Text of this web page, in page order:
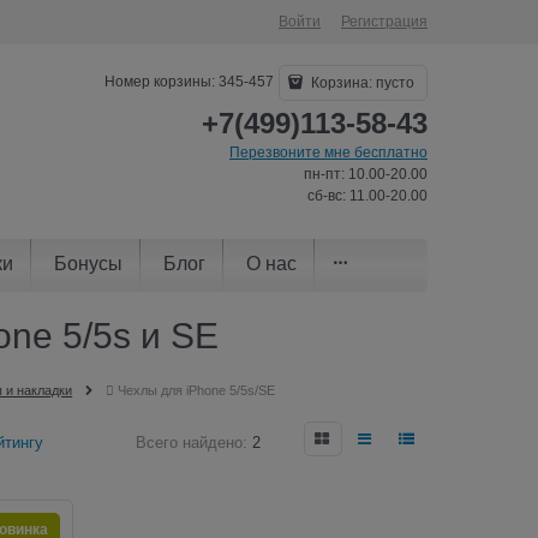
Войти Регистрация
Номер корзины: 345-457 Корзина: пусто
+7(499)113-58-43
Перезвоните мне бесплатно
пн-пт: 10.00-20.00
сб-вс: 11.00-20.00
Бонусы Блог О нас
5/5s и SE
накладки  Чехлы для iPhone 5/5s/SE
Всего найдено: 2